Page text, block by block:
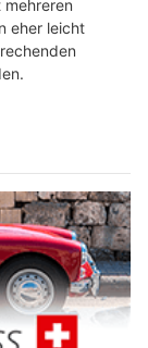
mehreren
eher leicht